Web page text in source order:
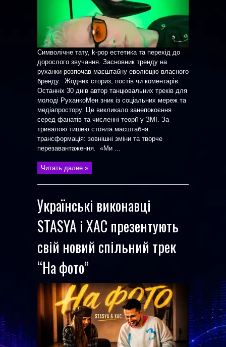
Символічне тату, k-pop естетика та перехід до
дорослого звучання. Засновник тренду на
руханки розпочав масштабну еволюцію власного
бренду. Жодних сториз, постів чи коментарів.
Останніх 30 днів автор танцювальних треків для
молоді РуханкоМен зник із соціальних мереж та
медіапростору. Це викликало занепокоєння
серед фанатів та численні теорії у ЗМІ. За
тривалою тишею стояла масштабна
трансформація: зовнішні зміни та творче
перезавантаження. «Ми ...
Читать далее »
Українські виконавці
STASYA і XAC презентують
свій новий спільний трек
“На фото”